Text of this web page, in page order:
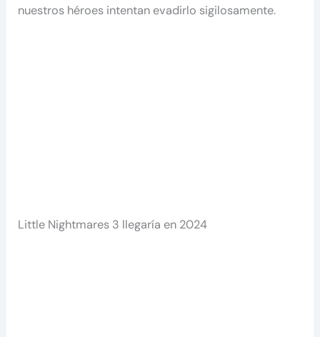
nuestros héroes intentan evadirlo sigilosamente.
Little Nightmares 3 llegaría en 2024